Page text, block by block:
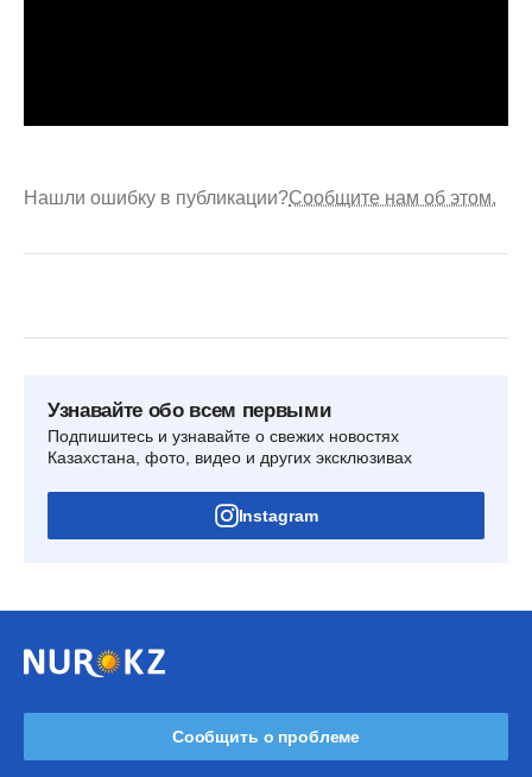
Нашли ошибку в публикации?Сообщите нам об этом.
Узнавайте обо всем первыми
Подпишитесь и узнавайте о свежих новостях
Казахстана, фото, видео и других эксклюзивах
Instagram
Сообщить о проблеме